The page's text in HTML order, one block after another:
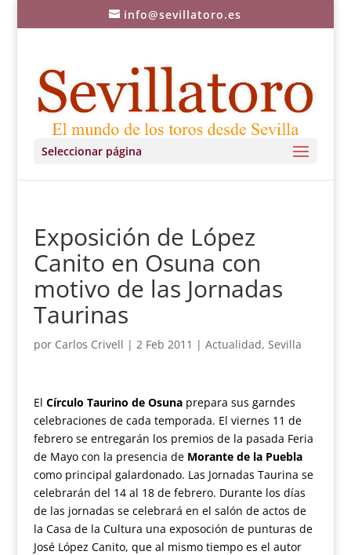
info@sevillatoro.es
Seleccionar página
Exposición de López
Canito en Osuna con
motivo de las Jornadas
Taurinas
por Carlos Crivell | 2 Feb 2011 | Actualidad, Sevilla
El Círculo Taurino de Osuna prepara sus garndes
celebraciones de cada temporada. El viernes 11 de
febrero se entregarán los premios de la pasada Feria
de Mayo con la presencia de Morante de la Puebla
como principal galardonado. Las Jornadas Taurina se
celebrarán del 14 al 18 de febrero. Durante los días
de las jornadas se celebrará en el salón de actos de
la Casa de la Cultura una exposoción de punturas de
José López Canito, que al mismo tiempo es el autor